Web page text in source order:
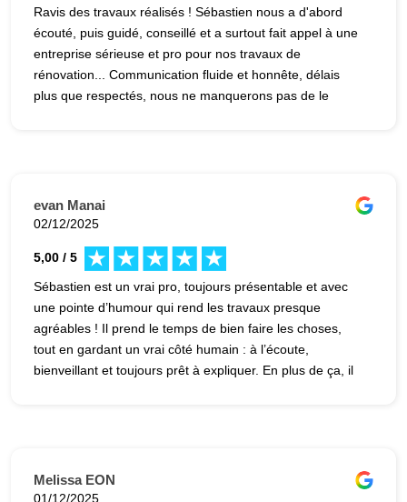
Ravis des travaux réalisés ! Sébastien nous a d'abord
écouté, puis guidé, conseillé et a surtout fait appel à une
entreprise sérieuse et pro pour nos travaux de
rénovation... Communication fluide et honnête, délais
plus que respectés, nous ne manquerons pas de le
evan Manai
02/12/2025
5,00 / 5
Sébastien est un vrai pro, toujours présentable et avec
une pointe d’humour qui rend les travaux presque
agréables ! Il prend le temps de bien faire les choses,
tout en gardant un vrai côté humain : à l’écoute,
bienveillant et toujours prêt à expliquer. En plus de ça, il
Melissa EON
01/12/2025